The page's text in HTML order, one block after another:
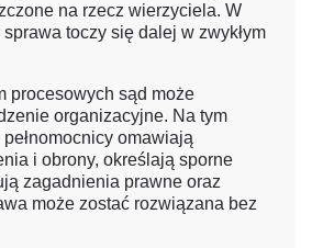
na rzecz wierzyciela. W
toczy się dalej w zwykłym
procesowych sąd może
organizacyjne. Na tym
omawiają
i obrony, określają sporne
zagadnienia prawne oraz
może zostać rozwiązana bez